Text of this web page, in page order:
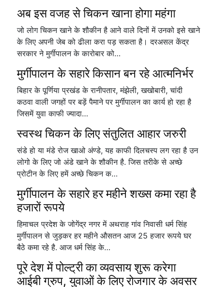
अब इस वजह से चिकन खाना होगा महंगा
जो लोग चिकन खाने के शौकीन है आने वाले दिनों में उनको इसे खाने
के लिए अपनी जेब को ढीला करा पड़ सकता है। दरअसल केंद्र
सरकार ने मुर्गीपालन के कारोबार को…
मुर्गीपालन के सहारे किसान बन रहे आत्मनिर्भर
बिहार के पूर्णिया प्रखंड के रानीपतार, मंझेली, खखोबारी, चांदी
कठवा वाली जगहों पर बड़ें पैमाने पर मुर्गीपालन का कार्य हो रहा है
जिसमें युवा काफी ज्यादा…
स्वस्थ चिकन के लिए संतुलित आहार जरुरी
संडे हो या मंडे रोज खाओ अंण्डे, यह काफी दिलचस्प लग रहा है उन
लोगो के लिए जो अंडे खाने के शौकीन है. जिस तरीके से अच्छे
प्रोटीन के लिए हमें अच्छे चिकन क…
मुर्गीपालन के सहारे हर महीने शख्स कमा रहा है
हजारों रूपये
हिमाचल प्रदेश के जोगेंद्र नगर में अथराह गांव निवासी धर्म सिंह
मुर्गीपालन से जुड़कर हर महीने औसतन आज 25 हजार रूपये घर
बैठे कमा रहे है. आज धर्म सिंह के…
पूरे देश में पोल्ट्री का व्यवसाय शुरू करेगा
आईबी ग्रुप, युवाओं के लिए रोजगार के अवसर